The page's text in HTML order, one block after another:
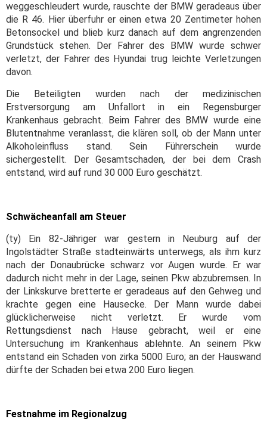
weggeschleudert wurde, rauschte der BMW geradeaus über
die R 46. Hier überfuhr er einen etwa 20 Zentimeter hohen
Betonsockel und blieb kurz danach auf dem angrenzenden
Grundstück stehen. Der Fahrer des BMW wurde schwer
verletzt, der Fahrer des Hyundai trug leichte Verletzungen
davon.
Die Beteiligten wurden nach der medizinischen
Erstversorgung am Unfallort in ein Regensburger
Krankenhaus gebracht. Beim Fahrer des BMW wurde eine
Blutentnahme veranlasst, die klären soll, ob der Mann unter
Alkoholeinfluss stand. Sein Führerschein wurde
sichergestellt. Der Gesamtschaden, der bei dem Crash
entstand, wird auf rund 30 000 Euro geschätzt.
Schwächeanfall am Steuer
(ty) Ein 82-Jähriger war gestern in Neuburg auf der
Ingolstädter Straße stadteinwärts unterwegs, als ihm kurz
nach der Donaubrücke schwarz vor Augen wurde. Er war
dadurch nicht mehr in der Lage, seinen Pkw abzubremsen. In
der Linkskurve bretterte er geradeaus auf den Gehweg und
krachte gegen eine Hausecke. Der Mann wurde dabei
glücklicherweise nicht verletzt. Er wurde vom
Rettungsdienst nach Hause gebracht, weil er eine
Untersuchung im Krankenhaus ablehnte. An seinem Pkw
entstand ein Schaden von zirka 5000 Euro; an der Hauswand
dürfte der Schaden bei etwa 200 Euro liegen.
Festnahme im Regionalzug